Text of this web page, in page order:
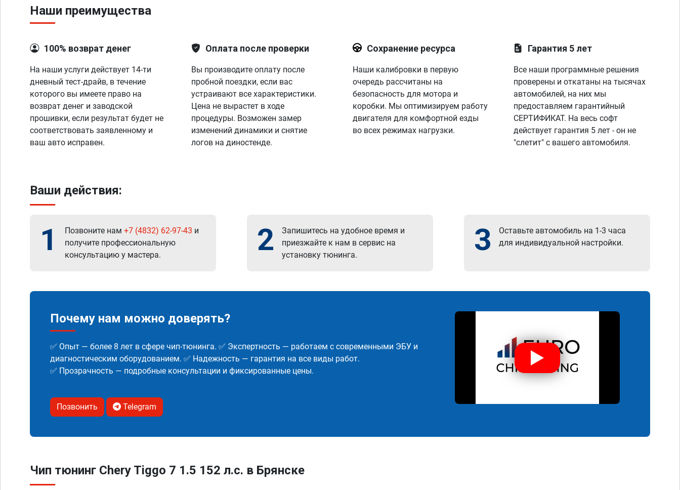
Наши преимущества
100% возврат денег
На наши услуги действует 14-ти
дневный тест-драйв, в течение
которого вы имеете право на
возврат денег и заводской
прошивки, если результат будет не
соответствовать заявленному и
ваш авто исправен.
Оплата после проверки
Вы производите оплату после
пробной поездки, если вас
устраивают все характеристики.
Цена не вырастет в ходе
процедуры. Возможен замер
изменений динамики и снятие
логов на диностенде.
Сохранение ресурса
Наши калибровки в первую
очередь рассчитаны на
безопасность для мотора и
коробки. Мы оптимизируем работу
двигателя для комфортной езды
во всех режимах нагрузки.
Гарантия 5 лет
Все наши программные решения
проверены и откатаны на тысячах
автомобилей, на них мы
предоставляем гарантийный
СЕРТИФИКАТ. На весь софт
действует гарантия 5 лет - он не
"слетит" с вашего автомобиля.
Ваши действия:
1 Позвоните нам +7 (4832) 62-97-43 и
получите профессиональную
консультацию у мастера.
2
Запишитесь на удобное время и
приезжайте к нам в сервис на
установку тюнинга.
3
Оставьте автомобиль на 1-3 часа
для индивидуальной настройки.
Почему нам можно доверять?
✅ Опыт — более 8 лет в сфере чип-тюнинга. ✅ Экспертность — работаем с современными ЭБУ и
диагностическим оборудованием. ✅ Надежность — гарантия на все виды работ.
✅ Прозрачность — подробные консультации и фиксированные цены.
Позвонить Telegram
Чип тюнинг Chery Tiggo 7 1.5 152 л.с. в Брянске